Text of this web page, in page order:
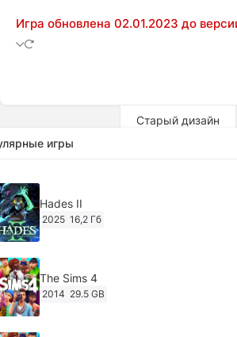
Игра обновлена 02.01.2023 до
Старый дизайн
игры
Hades II
2025 16,2 Гб
The Sims 4
2014 29.5 GB